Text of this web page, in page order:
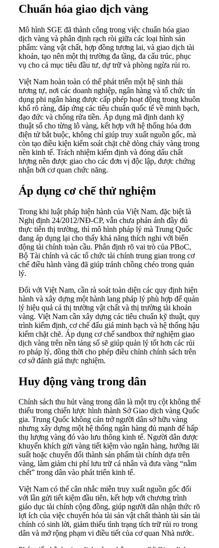
Chuẩn hóa giao dịch vàng
Mô hình SGE đã thành công trong việc chuẩn hóa giao
dịch vàng và phân định rạch ròi giữa các loại hình sản
phẩm: vàng vật chất, hợp đồng tương lai, và giao dịch tài
khoản, tạo nên một thị trường đa tầng, đa cấu trúc, phục
vụ cho cả mục tiêu đầu tư, dự trữ và phòng ngừa rủi ro.
Việt Nam hoàn toàn có thể phát triển một hệ sinh thái
tương tự, nơi các doanh nghiệp, ngân hàng và tổ chức tín
dụng phi ngân hàng được cấp phép hoạt động trong khuôn
khổ rõ ràng, đáp ứng các tiêu chuẩn quốc tế về minh bạch,
đạo đức và chống rửa tiền. Áp dụng mã định danh kỹ
thuật số cho từng lô vàng, kết hợp với hệ thống hóa đơn
điện tử bắt buộc, không chỉ giúp truy xuất nguồn gốc, mà
còn tạo điều kiện kiểm soát chặt chẽ dòng chảy vàng trong
nền kinh tế. Trách nhiệm kiểm định và đóng dấu chất
lượng nên được giao cho các đơn vị độc lập, được chứng
nhận bởi cơ quan chức năng.
Áp dụng cơ chế thử nghiệm
Trong khi luật pháp hiện hành của Việt Nam, đặc biệt là
Nghị định 24/2012/NĐ-CP, vẫn chưa phản ánh đầy đủ
thực tiễn thị trường, thì mô hình pháp lý mà Trung Quốc
đang áp dụng lại cho thấy khả năng thích nghi với biến
động tài chính toàn cầu. Phân định rõ vai trò của PBoC,
Bộ Tài chính và các tổ chức tài chính trung gian trong cơ
chế điều hành vàng đã giúp tránh chồng chéo trong quản
lý.
Đối với Việt Nam, cần rà soát toàn diện các quy định hiện
hành và xây dựng một hành lang pháp lý phù hợp để quản
lý hiệu quả cả thị trường vật chất và thị trường tài khoản
vàng. Việt Nam cần xây dựng các tiêu chuẩn kỹ thuật, quy
trình kiểm định, cơ chế đấu giá minh bạch và hệ thống hậu
kiểm chặt chẽ. Áp dụng cơ chế sandbox thử nghiệm giao
dịch vàng trên nền tảng số sẽ giúp quản lý tốt hơn các rủi
ro pháp lý, đồng thời cho phép điều chỉnh chính sách trên
cơ sở đánh giá thực nghiệm.
Huy động vàng trong dân
Chính sách thu hút vàng trong dân là một trụ cột không thể
thiếu trong chiến lược hình thành Sở Giao dịch vàng Quốc
gia. Trung Quốc không cản trở người dân sở hữu vàng
nhưng xây dựng một hệ thống ngân hàng đủ mạnh để hấp
thụ lượng vàng đó vào lưu thông kinh tế. Người dân được
khuyến khích gửi vàng tiết kiệm vào ngân hàng, hưởng lãi
suất hoặc chuyển đổi thành sản phẩm tài chính dựa trên
vàng, làm giảm chi phí lưu trữ cá nhân và đưa vàng “nằm
chết” trong dân vào phát triển kinh tế.
Việt Nam có thể cân nhắc miễn truy xuất nguồn gốc đối
với lần gửi tiết kiệm đầu tiên, kết hợp với chương trình
giáo dục tài chính cộng đồng, giúp người dân nhận thức rõ
lợi ích của việc chuyển hóa tài sản vật chất thành tài sản tài
chính có sinh lời, giảm thiểu tình trạng tích trữ rủi ro trong
dân và mở rộng phạm vi điều tiết của cơ quan Nhà nước.